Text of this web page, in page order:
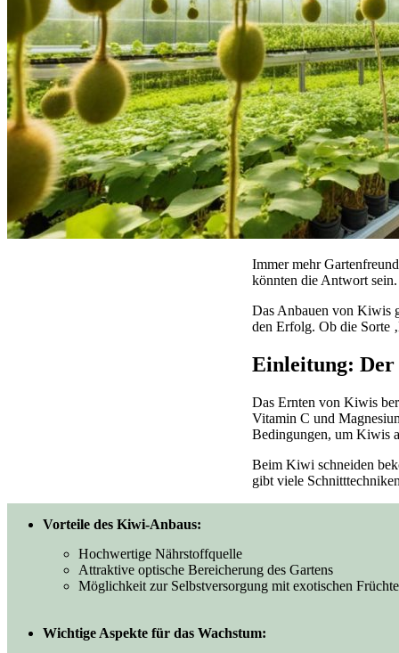
Immer mehr
könnten die Antwort
Das Anbauen von Kiwis
den Erfolg. Ob die Sorte
Einleitung: Der
Das Ernten von Kiwis
Vitamin C und
Bedingungen, um Kiwis
Beim Kiwi schneiden
gibt viele
Vorteile des Kiwi-Anbaus:
Hochwertige Nährstoffquelle
Attraktive optische Bereicherung des Gartens
Möglichkeit zur Selbstversorgung mit exotischen
Wichtige Aspekte für das Wachstum: